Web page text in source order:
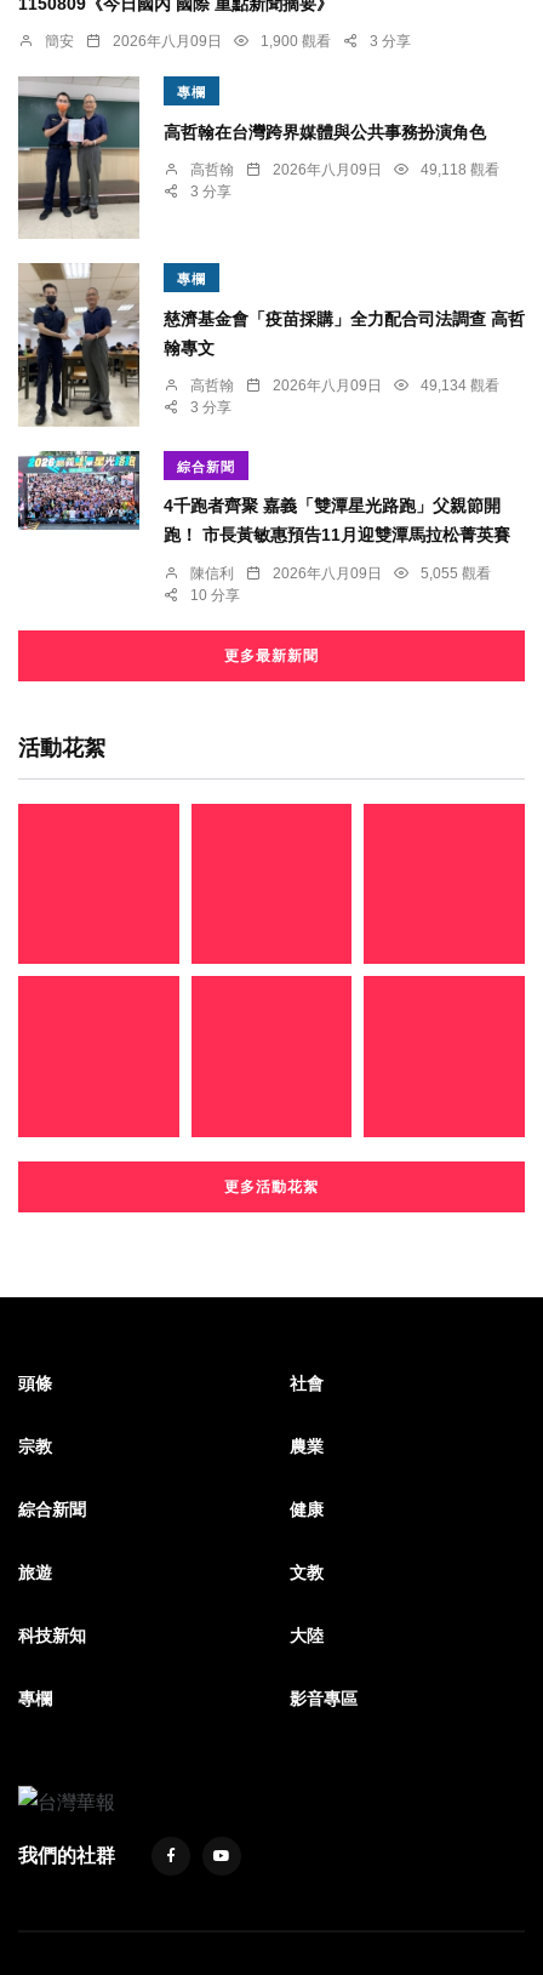
簡安 2026年八月09日 1,900 觀看 3 分享
專欄
高哲翰在台灣跨界媒體與公共事務扮演角色
高哲翰 2026年八月09日
49,118 觀看
3 分享
專欄
慈濟基金會「疫苗採購」全力配合司法調查 高哲
翰專文
高哲翰 2026年八月09日
49,134 觀看
3 分享
綜合新聞
4千跑者齊聚 嘉義「雙潭星光路跑」父親節開
跑！ 市長黃敏惠預告11月迎雙潭馬拉松菁英賽
陳信利 2026年八月09日
5,055 觀看
10 分享
更多最新新聞
活動花絮
更多活動花絮
頭條 社會
宗教 農業
綜合新聞 健康
旅遊 文教
科技新知 大陸
專欄 影音專區
我們的社群